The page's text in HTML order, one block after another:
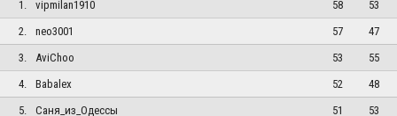
1.
vipmilan1910 58
53
2.
neo3001 57
47
3.
AviChoo 53
55
4.
Babalex 52
48
5.
Саня_из_Одессы 51 53